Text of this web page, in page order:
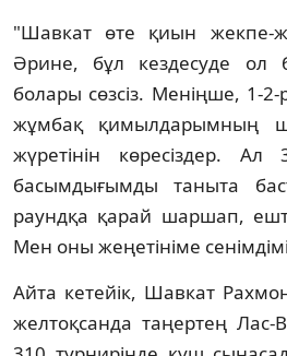
"Шавкат өте қиын жекпе-
Әрине, бұл кездесуде ол
болары сөзсіз. Меніңше, 1-
жұмбақ қимылдарымның
жүретінін көресіздер. Ал
басымдығымды таныта
раундқа қарай шаршап,
Мен оны жеңетініме
Айта кетейік, Шавкат
желтоқсанда таңертең Лас-